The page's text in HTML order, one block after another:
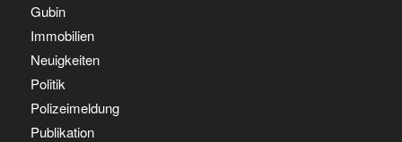
Gubin
Immobilien
Neuigkeiten
Politik
Polizeimeldung
Publikation